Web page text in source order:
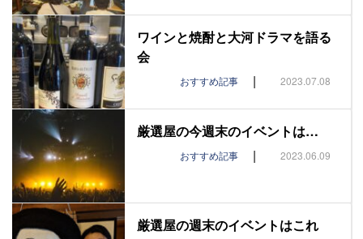
ワインと焼酎と大河ドラマを語る
会
おすすめ記事 | 2023.07.08
厳選屋の今週末のイベントは…
おすすめ記事 | 2023.06.09
厳選屋の週末のイベントはこれ